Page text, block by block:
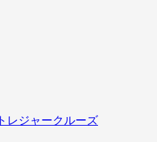
レジャークルーズ